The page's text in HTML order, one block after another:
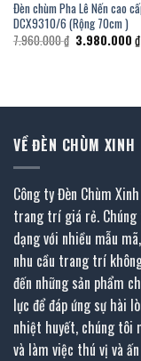
Đèn chùm Pha Lê Nến cao
DCX9310/6 (Rộng 70cm )
7.960.000₫ Giá
gốc
3.980.000 ₫
VỀ ĐÈN CHÙM XINH
Công ty Đèn Chùm
trang trí giá rẻ. Chúng
dạng với nhiều mẫu
nhu cầu trang trí
đến những sản phẩm
lực để đáp ứng sự hài
nhiệt huyết, chúng tôi
và làm việc thú vị và